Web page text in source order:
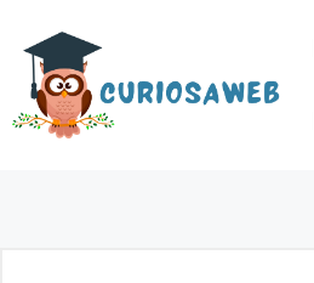
contenido